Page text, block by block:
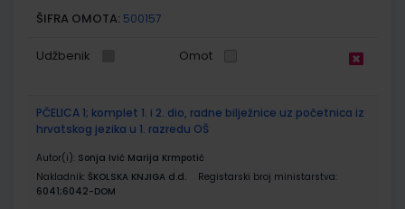
ŠIFRA OMOTA: 500157
Udžbenik Omot
PČELICA 1; komplet 1. i 2. dio, radne bilježnice uz početnica iz
hrvatskog jezika u 1. razredu OŠ
Autor(i): Sonja Ivić Marija Krmpotić
Nakladnik: ŠKOLSKA KNJIGA d.d.
Registarski broj ministarstva:
6041;6042-DOM